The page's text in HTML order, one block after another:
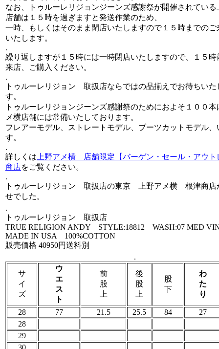
なお、トゥルーレリジョンジーンズ感謝祭が開催されてい
店舗は１５時を過ぎますと発送作業のため、
一時、もしくはそのまま閉店いたしますので１５時までのご
いたします。
.
繰り返しますが１５時には一時閉店いたしますので、１５時
来店、ご購入ください。
.
トゥルーレリジョン 取扱店ならではの品揃えでお待ちいた
す。
トゥルーレリジョンジーンズ感謝祭のためにおよそ１００
メ横店舗には常備いたしております。
フレアーモデル、ストレートモデル、ブーツカットモデル、
す。
.
詳しくは 上野アメ横 店舗限定【バーゲン・セール・アウト
商店をご覧ください。
.
トゥルーレリジョン 取扱店の東京 上野アメ横 根津商店
せでした。
.
トゥルーレリジョン 取扱店
TRUE RELIGION ANDY STYLE:18812 WASH:07 MED
MADE IN USA 100%COTTON
販売価格 40950円送料別
.
サ
イ
ズ
ウ
エ
ス
ト
前
股
上
後
股
上
股
下
わ
た
り
28 77 21.5 25.5 84
27
28
29
30